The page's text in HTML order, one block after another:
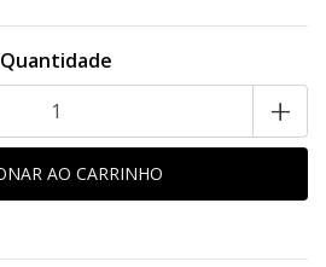
Quantidade
+